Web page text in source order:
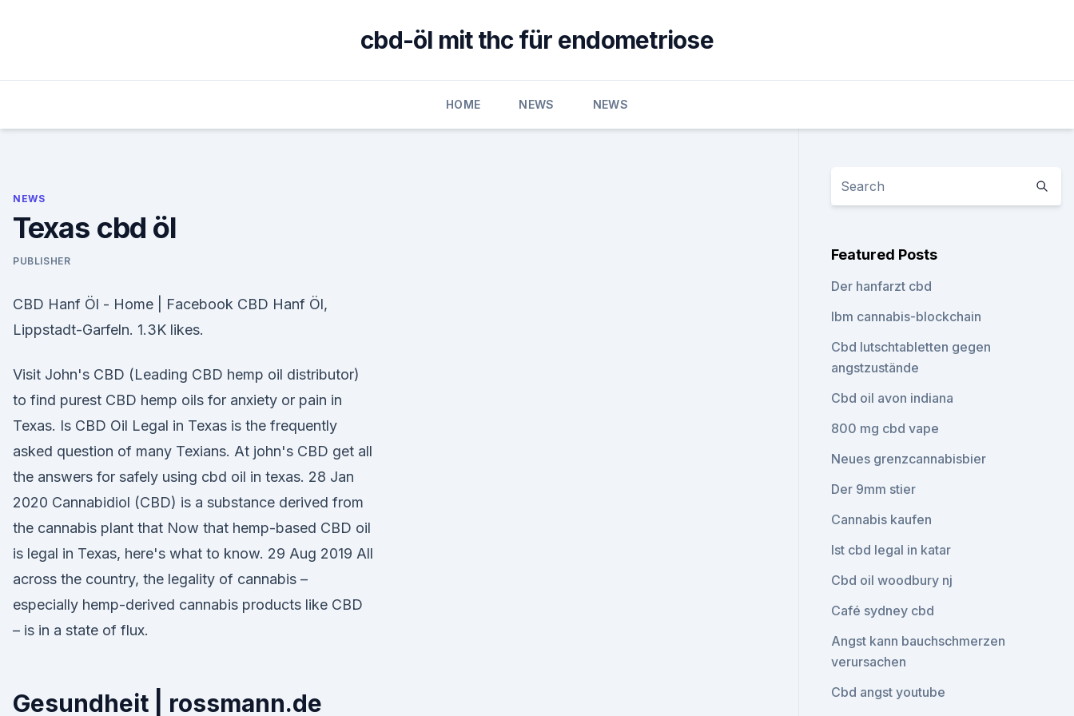
cbd-öl mit thc für endometriose
HOME NEWS NEWS
NEWS
Texas cbd öl
PUBLISHER
CBD Hanf Öl - Home | Facebook CBD Hanf Öl,
Lippstadt-Garfeln. 1.3K likes.
Visit John's CBD (Leading CBD hemp oil distributor)
to find purest CBD hemp oils for anxiety or pain in
Texas. Is CBD Oil Legal in Texas is the frequently
asked question of many Texians. At john's CBD get all
the answers for safely using cbd oil in texas. 28 Jan
2020 Cannabidiol (CBD) is a substance derived from
the cannabis plant that Now that hemp-based CBD oil
is legal in Texas, here's what to know. 29 Aug 2019 All
across the country, the legality of cannabis –
especially hemp-derived cannabis products like CBD
– is in a state of flux.
Gesundheit | rossmann.de
Featured Posts
Der hanfarzt cbd
Ibm cannabis-blockchain
Cbd lutschtabletten gegen
angstzustände
Cbd oil avon indiana
800 mg cbd vape
Neues grenzcannabisbier
Der 9mm stier
Cannabis kaufen
Ist cbd legal in katar
Cbd oil woodbury nj
Café sydney cbd
Angst kann bauchschmerzen
verursachen
Cbd angst youtube